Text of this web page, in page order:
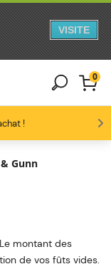
VISITE
de page
!
0
Gunn
montant des
de vos fûts vides.